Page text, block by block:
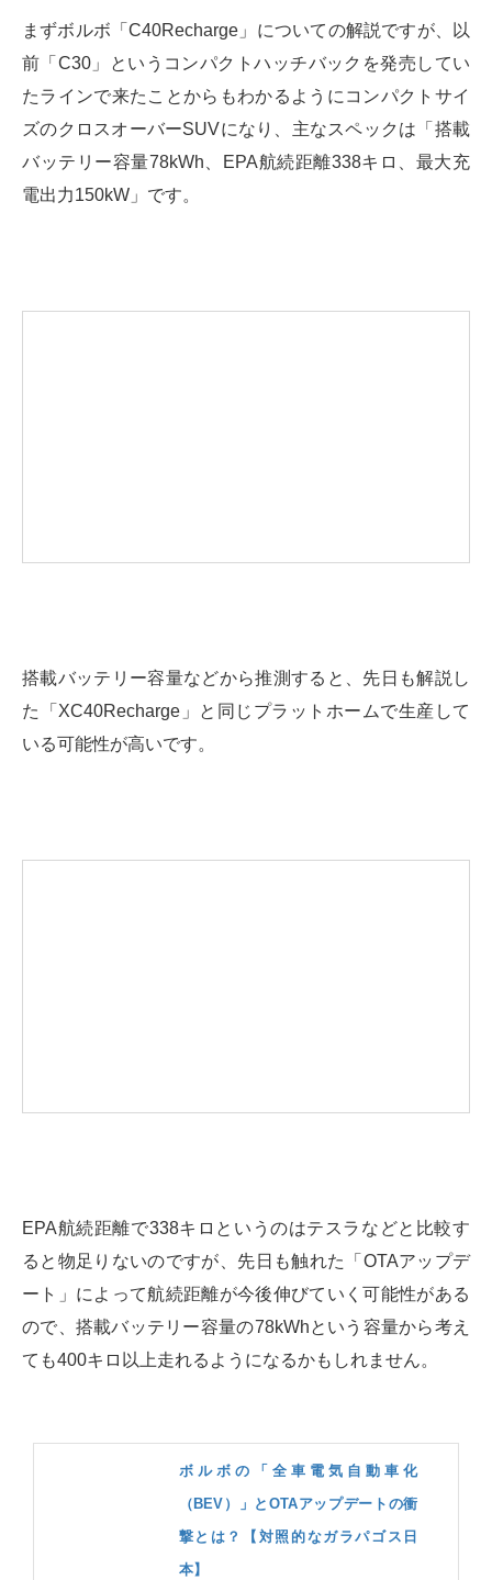
まずボルボ「C40Recharge」についての解説ですが、以
前「C30」というコンパクトハッチバックを発売してい
たラインで来たことからもわかるようにコンパクトサイ
ズのクロスオーバーSUVになり、主なスペックは「搭載
バッテリー容量78kWh、EPA航続距離338キロ、最大充
電出力150kW」です。
搭載バッテリー容量などから推測すると、先日も解説し
た「XC40Recharge」と同じプラットホームで生産して
いる可能性が高いです。
EPA航続距離で338キロというのはテスラなどと比較す
ると物足りないのですが、先日も触れた「OTAアップデ
ート」によって航続距離が今後伸びていく可能性がある
ので、搭載バッテリー容量の78kWhという容量から考え
ても400キロ以上走れるようになるかもしれません。
ボルボの「全車電気自動車化
（BEV）」とOTAアップデートの衝
撃とは？【対照的なガラパゴス日
本】